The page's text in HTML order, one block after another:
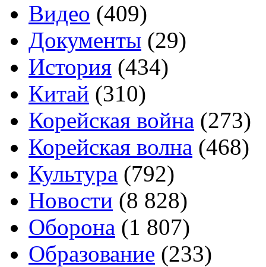
Видео (409)
Документы (29)
История (434)
Китай (310)
Корейская война (273)
Корейская волна (468)
Культура (792)
Новости (8 828)
Оборона (1 807)
Образование (233)